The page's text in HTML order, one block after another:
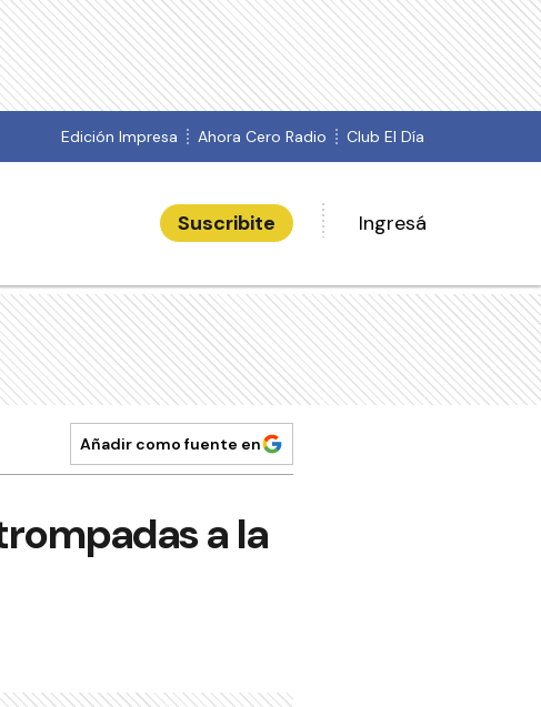
Edición Impresa Ahora Cero Radio Club El Día
Suscribite Ingresá
Añadir como fuente en
a la